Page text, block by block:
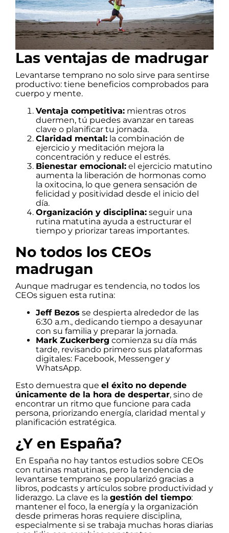
Las ventajas de madrugar
Levantarse temprano no solo sirve para sentirse
productivo: tiene beneficios comprobados para
cuerpo y mente.
Ventaja competitiva: mientras otros
duermen, tú puedes avanzar en tareas
clave o planificar tu jornada.
Claridad mental: la combinación de
ejercicio y meditación mejora la
concentración y reduce el estrés.
Bienestar emocional: el ejercicio matutino
aumenta la liberación de hormonas como
la oxitocina, lo que genera sensación de
felicidad y positividad desde el inicio del
día.
Organización y disciplina: seguir una
rutina matutina ayuda a estructurar el
tiempo y priorizar tareas importantes.
No todos los CEOs
madrugan
Aunque madrugar es tendencia, no todos los
CEOs siguen esta rutina:
Jeff Bezos se despierta alrededor de las
6:30 a.m., dedicando tiempo a desayunar
con su familia y preparar la jornada.
Mark Zuckerberg comienza su día más
tarde, revisando primero sus plataformas
digitales: Facebook, Messenger y
WhatsApp.
Esto demuestra que el éxito no depende
únicamente de la hora de despertar, sino de
encontrar un ritmo que funcione para cada
persona, priorizando energía, claridad mental y
planificación estratégica.
¿Y en España?
En España no hay tantos estudios sobre CEOs
con rutinas matutinas, pero la tendencia de
levantarse temprano se popularizó gracias a
libros, podcasts y artículos sobre productividad y
liderazgo. La clave es la gestión del tiempo:
mantener el foco, la energía y la organización
desde primeras horas requiere disciplina,
especialmente si se trabaja muchas horas diarias